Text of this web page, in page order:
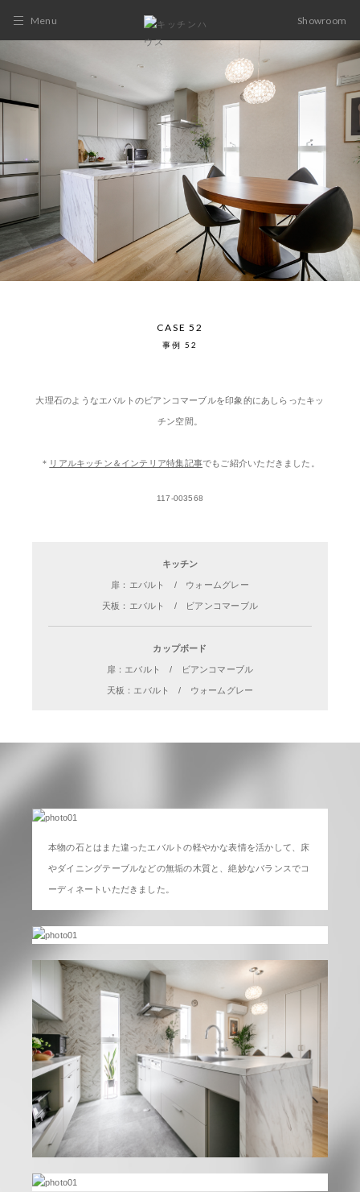
Menu Showroom
CASE 52
事例 52
大理石のようなエバルトのビアンコマーブルを印象的にあしらったキッ
チン空間。
＊ リアルキッチン＆インテリア特集記事でもご紹介いただきました。
117-003568
キッチン
扉：エバルト / ウォームグレー
天板：エバルト / ビアンコマーブル
カップボード
扉：エバルト / ビアンコマーブル
天板：エバルト / ウォームグレー
本物の石とはまた違ったエバルトの軽やかな表情を活かして、床
やダイニングテーブルなどの無垢の木質と、絶妙なバランスでコ
ーディネートいただきました。